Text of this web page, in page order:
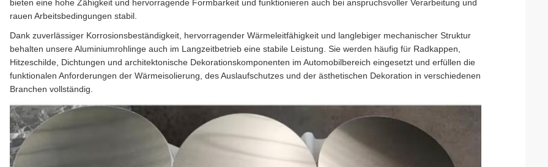
bieten eine hohe Zähigkeit und hervorragende Formbarkeit und funktionieren auch bei anspruchsvoller Verarbeitung und
rauen Arbeitsbedingungen stabil.
Dank zuverlässiger Korrosionsbeständigkeit, hervorragender Wärmeleitfähigkeit und langlebiger mechanischer Struktur
behalten unsere Aluminiumrohlinge auch im Langzeitbetrieb eine stabile Leistung. Sie werden häufig für Radkappen,
Hitzeschilde, Dichtungen und architektonische Dekorationskomponenten im Automobilbereich eingesetzt und erfüllen die
funktionalen Anforderungen der Wärmeisolierung, des Auslaufschutzes und der ästhetischen Dekoration in verschiedenen
Branchen vollständig.